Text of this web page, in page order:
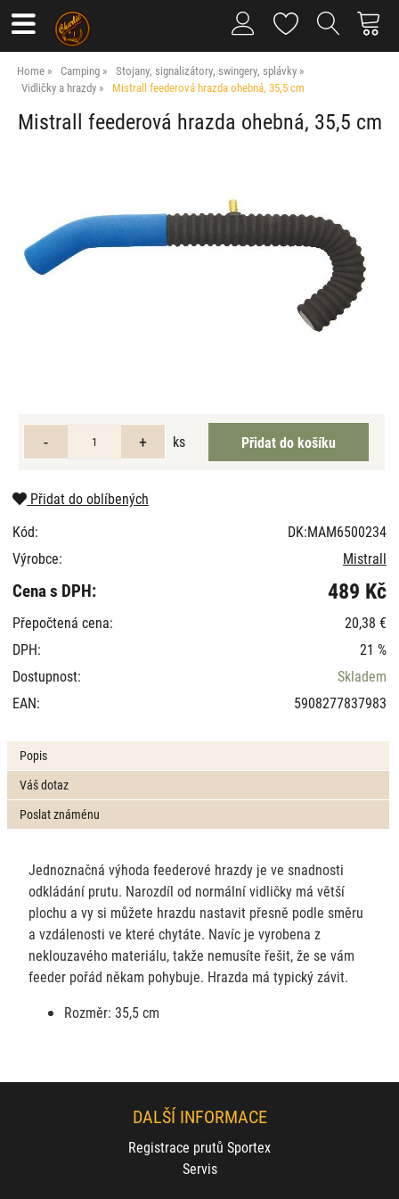
Home Camping
Stojany, signalizátory, swingery, splávky
Vidličky a hrazdy
Mistrall feederová hrazda ohebná, 35,5 cm
Mistrall feederová hrazda ohebná, 35,5 cm
ks
Přidat do oblíbených
Kód:
DK:MAM6500234
Výrobce:
Mistrall
Cena s DPH: 489 Kč
Přepočtená cena:
20,38 €
DPH:
21 %
Dostupnost:
Skladem
EAN:
5908277837983
Popis
Váš dotaz
Poslat známénu
Jednoznačná výhoda feederové hrazdy je ve snadnosti
odkládání prutu. Narozdíl od normální vidličky má větší
plochu a vy si můžete hrazdu nastavit přesně podle směru
a vzdálenosti ve které chytáte. Navíc je vyrobena z
neklouzavého materiálu, takže nemusíte řešit, že se vám
feeder pořád někam pohybuje. Hrazda má typický závit.
Rozměr: 35,5 cm
DALŠÍ INFORMACE
Registrace prutů Sportex
Servis